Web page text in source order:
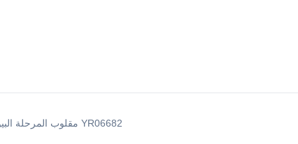
مقلوب المرحلة البيولوجية التباين المجهر YR06682